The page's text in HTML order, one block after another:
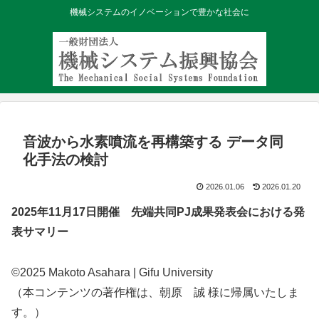
機械システムのイノベーションで豊かな社会に
音波から水素噴流を再構築する データ同
化手法の検討
2026.01.06 2026.01.20
2025年11月17日開催 先端共同PJ成果発表会における発
表サマリー
©2025 Makoto Asahara | Gifu University
（本コンテンツの著作権は、朝原 誠 様に帰属いたしま
す。）